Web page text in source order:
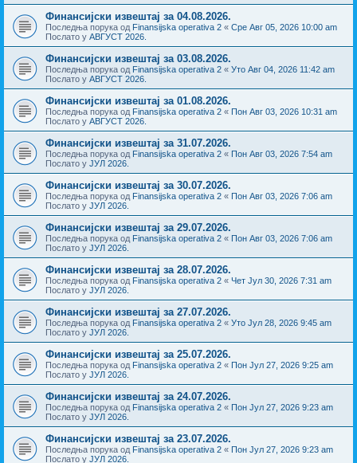
Финансијски извештај за 04.08.2026.
Последња порука од Finansijska operativa 2 « Сре Авг 05, 2026 10:00 am
Послато у АВГУСТ 2026.
Финансијски извештај за 03.08.2026.
Последња порука од Finansijska operativa 2 « Уто Авг 04, 2026 11:42 am
Послато у АВГУСТ 2026.
Финансијски извештај за 01.08.2026.
Последња порука од Finansijska operativa 2 « Пон Авг 03, 2026 10:31 am
Послато у АВГУСТ 2026.
Финансијски извештај за 31.07.2026.
Последња порука од Finansijska operativa 2 « Пон Авг 03, 2026 7:54 am
Послато у ЈУЛ 2026.
Финансијски извештај за 30.07.2026.
Последња порука од Finansijska operativa 2 « Пон Авг 03, 2026 7:06 am
Послато у ЈУЛ 2026.
Финансијски извештај за 29.07.2026.
Последња порука од Finansijska operativa 2 « Пон Авг 03, 2026 7:06 am
Послато у ЈУЛ 2026.
Финансијски извештај за 28.07.2026.
Последња порука од Finansijska operativa 2 « Чет Јул 30, 2026 7:31 am
Послато у ЈУЛ 2026.
Финансијски извештај за 27.07.2026.
Последња порука од Finansijska operativa 2 « Уто Јул 28, 2026 9:45 am
Послато у ЈУЛ 2026.
Финансијски извештај за 25.07.2026.
Последња порука од Finansijska operativa 2 « Пон Јул 27, 2026 9:25 am
Послато у ЈУЛ 2026.
Финансијски извештај за 24.07.2026.
Последња порука од Finansijska operativa 2 « Пон Јул 27, 2026 9:23 am
Послато у ЈУЛ 2026.
Финансијски извештај за 23.07.2026.
Последња порука од Finansijska operativa 2 « Пон Јул 27, 2026 9:23 am
Послато у ЈУЛ 2026.